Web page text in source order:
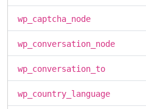
wp_captcha_node
wp_conversation_node
wp_conversation_to
wp_country_language